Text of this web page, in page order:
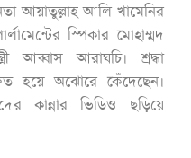
আয়াতুল্লাহ আলি খামেনির
স্পিকার মোহাম্মদ
আব্বাস আরাঘচি। শ্রদ্ধা
হয়ে অঝোরে কেঁদেছেন।
কান্নার ভিডিও ছড়িয়ে